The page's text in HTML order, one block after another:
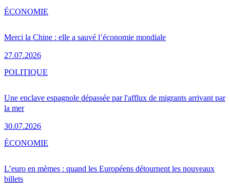
Merci la Chine : elle a sauvé l’économie mondiale
27.07.2026
ÉCONOMIE
Une enclave espagnole dépassée par l'afflux de migrants arrivant par
la mer
30.07.2026
POLITIQUE
L’euro en mèmes : quand les Européens détournent les nouveaux
billets
ÉCONOMIE